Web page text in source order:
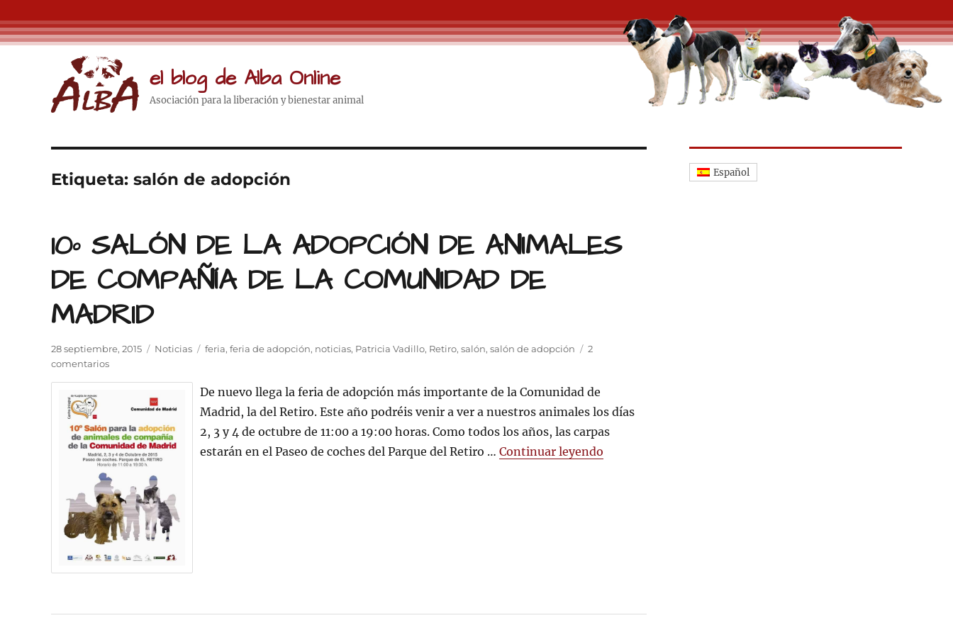
el blog de Alba Online
Asociación para la liberación y bienestar animal
Etiqueta: salón de adopción
10º SALÓN DE LA ADOPCIÓN DE ANIMALES
DE COMPAÑÍA DE LA COMUNIDAD DE
MADRID
Publicado
el
28 septiembre, 2015 Categorías
Noticias Etiquetas
feria, feria de adopción, noticias, Patricia Vadillo, Retiro, salón, salón de adopción
2
comentariosen
ADOPCIÓN
DE
ANIMALES
DE
COMPAÑÍA
DE
LA
COMUNIDAD
DE
MADRID
De nuevo llega la feria de adopción más importante de la Comunidad de
Madrid, la del Retiro. Este año podréis venir a ver a nuestros animales los días
2, 3 y 4 de octubre de 11:00 a 19:00 horas. Como todos los años, las carpas
estarán en el Paseo de coches del Parque del Retiro … Continuar leyendo
Español